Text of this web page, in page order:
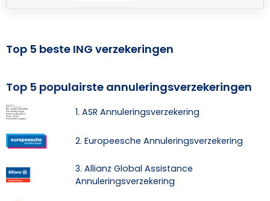
Top 5 beste ING verzekeringen
Top 5 populairste annuleringsverzekeringen
1. ASR Annuleringsverzekering
2. Europeesche Annuleringsverzekering
3. Allianz Global Assistance
Annuleringsverzekering